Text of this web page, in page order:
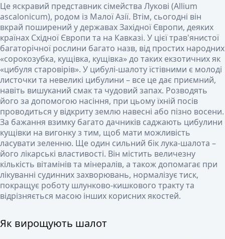
Це яскравий представник сімейства Лукові (Allium
ascalonicum), родом із Малої Азії. Втім, сьогодні він
вкрай поширений у державах Західної Європи, деяких
країнах Східної Європи та на Кавказі. У цієї трав'янистої
багаторічної рослини багато назв, від простих народних
«сорокозубка, кущівка, кущівка» до таких екзотичних як
«цибуля старовірів». У цибулі-шалоту їстівними є молоді
листочки та невеликі цибулини – все це дає приємний,
навіть вишуканий смак та чудовий запах. Розводять
його за допомогою насіння, при цьому їхній посів
проводиться у відкриту землю навесні або пізно восени.
За бажання взимку багато дачників саджають цибулини
кущівки на вигонку з тим, щоб мати можливість
ласувати зеленню. Ще один сильний бік лука-шалота –
його лікарські властивості. Він містить величезну
кількість вітамінів та мінералів, а також допомагає при
лікуванні судинних захворювань, нормалізує тиск,
покращує роботу шлунково-кишкового тракту та
відрізняється масою інших корисних якостей.
Як вирощують шалот